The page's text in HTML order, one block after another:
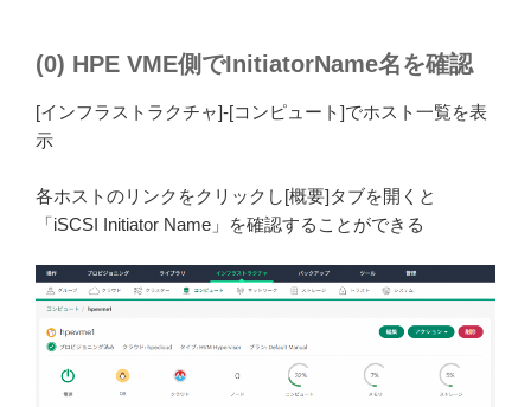
(0) HPE VME側でInitiatorName名を確認
[インフラストラクチャ]-[コンピュート]でホスト一覧を表
示
各ホストのリンクをクリックし[概要]タブを開くと
「iSCSI Initiator Name」を確認することができる